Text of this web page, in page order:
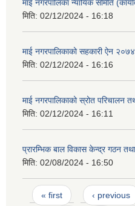
माई नगरपालिका न्यायिक समिति
मिति: 02/12/2024 - 16:18
माई नगरपालिकाको सहकारी ऐन
मिति: 02/12/2024 - 16:16
माई नगरपालिकाको स्रोत परिचालन
मिति: 02/12/2024 - 16:11
प्रारम्भिक बाल विकास केन्द्र गठन
मिति: 02/08/2024 - 16:50
Pages
« first ‹ previous